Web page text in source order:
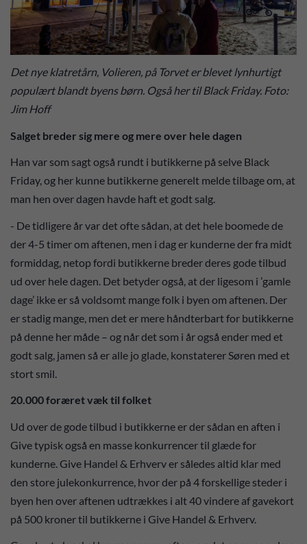
Det nye klatretårn, Volieren, på Torvet er blevet lynhurtigt
populært blandt byens børn. Også her til Black Friday. Foto:
Jim Hoff
Salget breder sig mere og mere over hele dagen
Han var som sagt også rundt i butikkerne på selve Black
Friday, og her kunne butikkerne generelt melde tilbage om, at
man hen over dagen havde haft et godt salg.
- De tidligere år var det ofte sådan, at det hele boomede de
der 4-5 timer om aftenen, men i dag er kunderne der fra midt
formiddag, netop fordi butikkerne breder deres gode tilbud
ud over hele dagen. Det betyder også, at der ligesom i ’gamle
dage’ ikke er så voldsomt mange folk i byen om aftenen. Der
er stadig mange, men det er mere håndterbart for butikkerne
på denne her måde – og når det som i år også ender med et
godt salg, jamen så er alle jo glade, konstaterer Søren med et
stort smil.
20.000 foræret væk til folket
Ud over de gode tilbud i butikkerne er der sådan en aften i
Give typisk også en masse konkurrencer til glæde for
kunderne. Give Handel & Erhverv er således altid klar med
den store julekonkurrence, hvor der på 4 forskellige steder i
byen hen over aftenen udtrækkes i alt 40 vindere af gavekort
på 500 kroner til butikkerne i Give Handel & Erhverv.